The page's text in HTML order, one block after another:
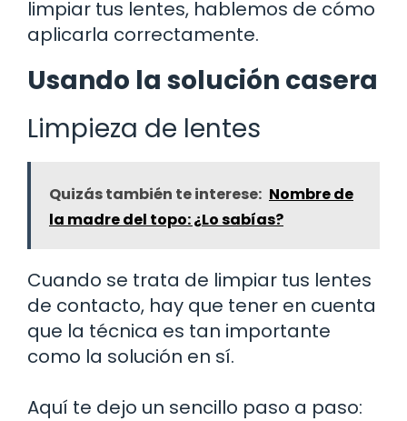
limpiar tus lentes, hablemos de cómo
aplicarla correctamente.
Usando la solución casera
Limpieza de lentes
Quizás también te interese: Nombre de
la madre del topo: ¿Lo sabías?
Cuando se trata de limpiar tus lentes
de contacto, hay que tener en cuenta
que la técnica es tan importante
como la solución en sí.
Aquí te dejo un sencillo paso a paso: